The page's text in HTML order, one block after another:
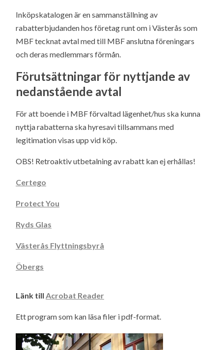
Inköpskatalogen är en sammanställning av
rabatterbjudanden hos företag runt om i Västerås som
MBF tecknat avtal med till MBF anslutna föreningars
och deras medlemmars förmån.
Förutsättningar för nyttjande av
nedanstående avtal
För att boende i MBF förvaltad lägenhet/hus ska kunna
nyttja rabatterna ska hyresavi tillsammans med
legitimation visas upp vid köp.
OBS! Retroaktiv utbetalning av rabatt kan ej erhållas!
Certego
Protect You
Ryds Glas
Västerås Flyttningsbyrå
Öbergs
Länk till Acrobat Reader
Ett program som kan läsa filer i pdf-format.